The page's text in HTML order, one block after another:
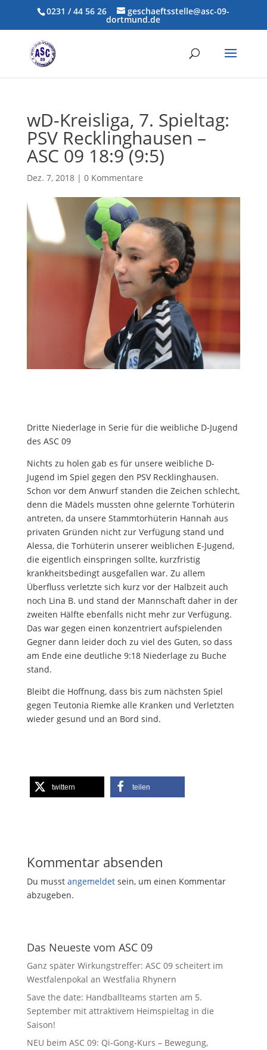
0231 / 44 56 26 geschaeftsstelle@asc-09-
dortmund.de
wD-Kreisliga, 7. Spieltag:
PSV Recklinghausen –
ASC 09 18:9 (9:5)
Dez. 7, 2018| 0 Kommentare
Dritte Niederlage in Serie für die weibliche D-Jugend
des ASC 09
Nichts zu holen gab es für unsere weibliche D-
Jugend im Spiel gegen den PSV Recklinghausen.
Schon vor dem Anwurf standen die Zeichen schlecht,
denn die Mädels mussten ohne gelernte Torhüterin
antreten, da unsere Stammtorhüterin Hannah aus
privaten Gründen nicht zur Verfügung stand und
Alessa, die Torhüterin unserer weiblichen E-Jugend,
die eigentlich einspringen sollte, kurzfristig
krankheitsbedingt ausgefallen war. Zu allem
Überfluss verletzte sich kurz vor der Halbzeit auch
noch Lina B. und stand der Mannschaft daher in der
zweiten Hälfte ebenfalls nicht mehr zur Verfügung.
Das war gegen einen konzentriert aufspielenden
Gegner dann leider doch zu viel des Guten, so dass
am Ende eine deutliche 9:18 Niederlage zu Buche
stand.
Bleibt die Hoffnung, dass bis zum nächsten Spiel
gegen Teutonia Riemke alle Kranken und Verletzten
wieder gesund und an Bord sind.
twittern teilen
Kommentar absenden
Du musst angemeldetsein, um einen Kommentar
abzugeben.
Das Neueste vom ASC 09
Ganz später Wirkungstreffer: ASC 09 scheitert im
Westfalenpokal an Westfalia Rhynern
Save the date: Handballteams starten am 5.
September mit attraktivem Heimspieltag in die
Saison!
NEU beim ASC 09: Qi-Gong-Kurs – Bewegung,